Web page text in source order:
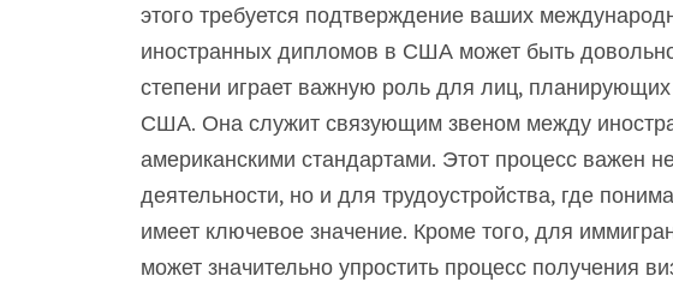
этого требуется подтверждение ваших
иностранных дипломов в США может быть
степени играет важную роль для лиц, планирующих
США. Она служит связующим звеном между
американскими стандартами. Этот процесс важен
деятельности, но и для трудоустройства, где
имеет ключевое значение. Кроме того, для
может значительно упростить процесс получения